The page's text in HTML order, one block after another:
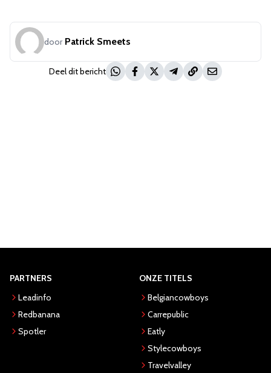
door Patrick Smeets
Deel dit bericht
PARTNERS
Leadinfo
Redbanana
Spotler
ONZE TITELS
Belgiancowboys
Carrepublic
Eatly
Stylecowboys
Travelvalley